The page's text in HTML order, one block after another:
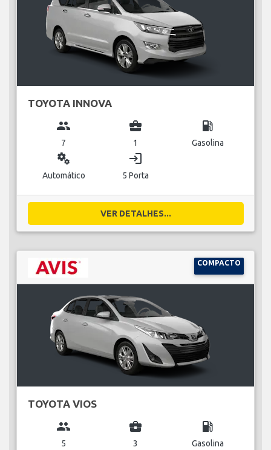
TOYOTA INNOVA
group
7
business_center
1
local_gas_station
Gasolina
miscellaneous_services
Automático
login
5 Porta
VER DETALHES...
COMPACTO
TOYOTA VIOS
group
5
business_center
3
local_gas_station
Gasolina